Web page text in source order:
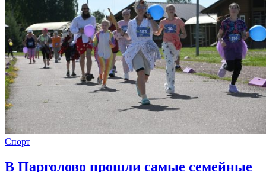
Спорт
В Парголово прошли самые семейные